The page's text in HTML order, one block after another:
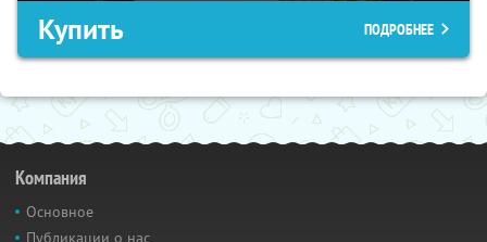
Купить ПОДРОБНЕЕ
Компания
Основное
Публикации о нас